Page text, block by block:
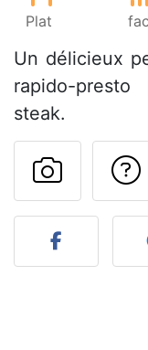
Plat
Un délicieux
rapido-
steak.